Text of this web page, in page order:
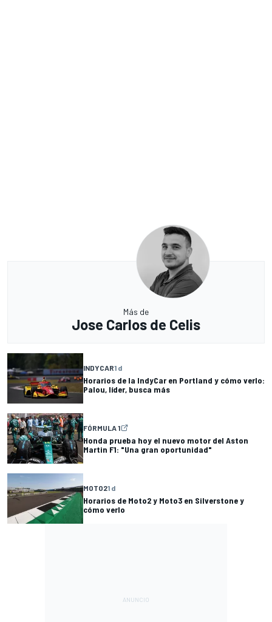
Más de
Jose Carlos de Celis
INDYCAR1 d
Horarios de la IndyCar en Portland y cómo verlo:
Palou, líder, busca más
FÓRMULA 1
Honda prueba hoy el nuevo motor del Aston
Martin F1: "Una gran oportunidad"
MOTO21 d
Horarios de Moto2 y Moto3 en Silverstone y
cómo verlo